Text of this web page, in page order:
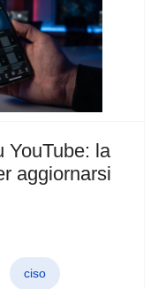
YouTube: la
aggiornarsi
ciso